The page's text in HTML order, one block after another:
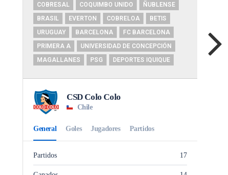
COBRESAL
COQUIMBO UNIDO
ÑUBLENSE
BRASIL
EVERTON COBRELOA
BETIS
URUGUAY
BARCELONA
FC BARCELONA
PRIMERA A
UNIVERSIDAD DE CONCEPCIÓN
MAGALLANES
PSG DEPORTES IQUIQUE